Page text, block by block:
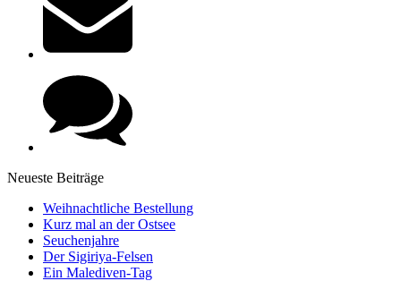
Neueste Beiträge
Weihnachtliche Bestellung
Kurz mal an der Ostsee
Seuchenjahre
Der Sigiriya-Felsen
Ein Malediven-Tag